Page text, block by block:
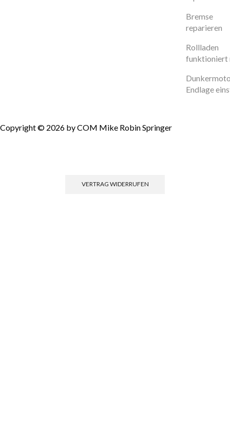
Bremse
reparieren
Rollladen
funktioniert
Endlage
Copyright © 2026 by COM Mike Robin Springer
VERTRAG WIDERRUFEN